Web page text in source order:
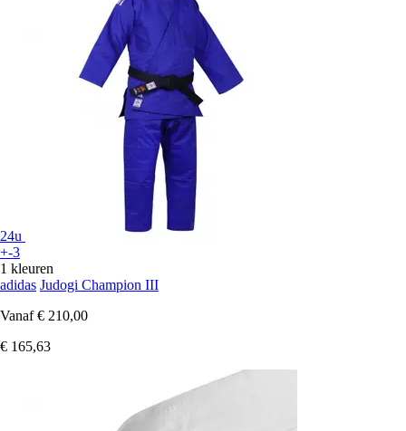
24u
+-3
1 kleuren
adidas Judogi Champion III
Vanaf € 210,00
€ 165,63